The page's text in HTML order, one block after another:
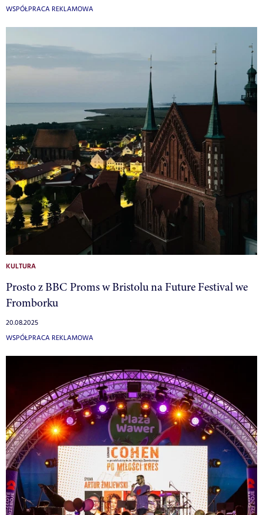
WSPÓŁPRACA REKLAMOWA
KULTURA
Prosto z BBC Proms w Bristolu na Future Festival we
Fromborku
20.08.2025
WSPÓŁPRACA REKLAMOWA